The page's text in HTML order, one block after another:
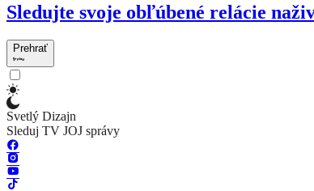
Sledujte svoje obľúbené relácie
Prehrať
Svetlý Dizajn
Sleduj TV JOJ správy